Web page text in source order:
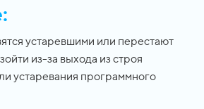
устаревшими или перестают
из-за выхода из строя
устаревания программного